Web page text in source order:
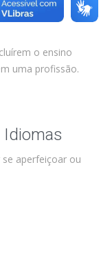
o ensino
uma profissão.
Idiomas
aperfeiçoar ou